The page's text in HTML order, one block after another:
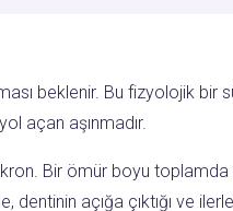
beklenir. Bu fizyolojik
açan aşınmadır.
Bir ömür boyu
dentinin açığa çıktığı ve